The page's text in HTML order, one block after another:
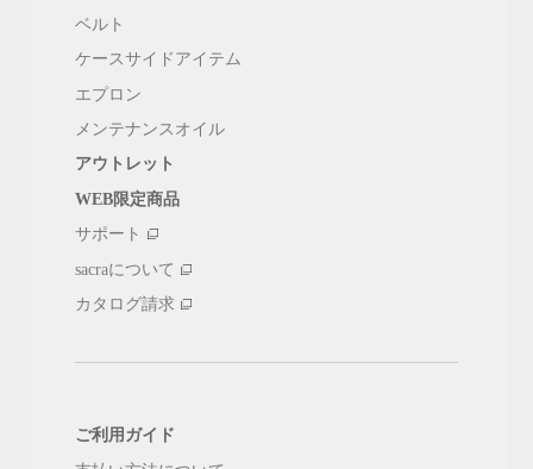
ベルト
ケースサイドアイテム
エプロン
メンテナンスオイル
アウトレット
WEB限定商品
サポート
sacraについて
カタログ請求
ご利用ガイド